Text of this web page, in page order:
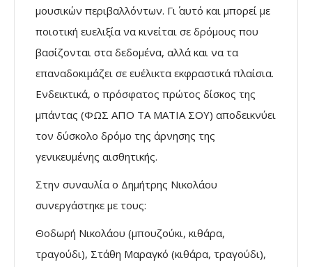
μουσικών περιβαλλόντων. Γι΄ αυτό και μπορεί με
ποιοτική ευελιξία να κινείται σε δρόμους που
βασίζονται στα δεδομένα, αλλά και να τα
επαναδοκιμάζει σε ευέλικτα εκφραστικά πλαίσια.
Ενδεικτικά, ο πρόσφατος πρώτος δίσκος της
μπάντας (ΦΩΣ ΑΠΟ ΤΑ ΜΑΤΙΑ ΣΟΥ) αποδεικνύει
τον δύσκολο δρόμο της άρνησης της
γενικευμένης αισθητικής.
Στην συναυλία ο Δημήτρης Νικολάου
συνεργάστηκε με τους:
Θοδωρή Νικολάου (μπουζούκι, κιθάρα,
τραγούδι), Στάθη Μαραγκό (κιθάρα, τραγούδι),